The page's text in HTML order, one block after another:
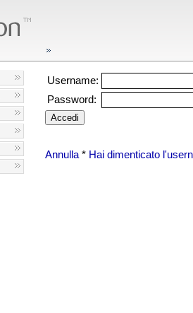
Username:
Password:
Annulla* Hai dimenticato